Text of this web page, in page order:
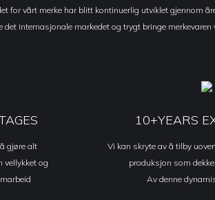
for vårt merke har blitt kontinuerlig utviklet gjennom
det internasjonale markedet og trygt bringe merkevaren
gjøre alt
vellykket og
10+YEARS
Vi kan skryte av å tilby
produksjon som
Av denne